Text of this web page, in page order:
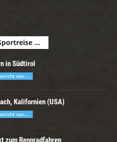
...
in Südtirol
von ...
Kalifornien (USA)
von ...
zum Rennradfahren